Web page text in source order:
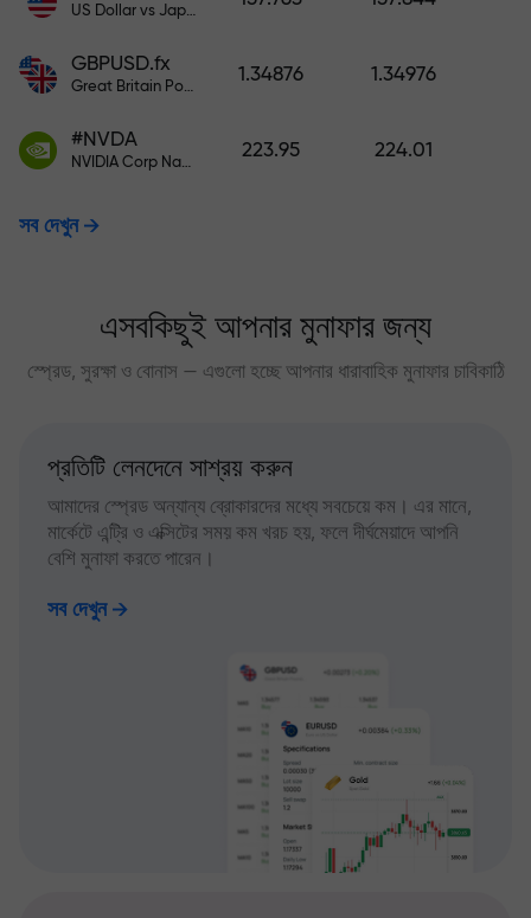
US Dollar vs Japanese Yen
GBPUSD.fx
Great Britain Pound vs US Dollar
1.34876 1.34976
#NVDA
NVIDIA Corp Nasdaq Stock Exchange (Nasdaq) USD
223.95 224.01
সব দেখুন
এসবকিছুই আপনার মুনাফার জন্য
স্প্রেড, সুরক্ষা ও বোনাস — এগুলো হচ্ছে আপনার ধারাবাহিক মুনাফার চাবিকাঠি
প্রতিটি লেনদেনে সাশ্রয় করুন
আমাদের স্প্রেড অন্যান্য ব্রোকারদের মধ্যে সবচেয়ে কম। এর মানে,
মার্কেটে এন্ট্রি ও এক্সিটের সময় কম খরচ হয়, ফলে দীর্ঘমেয়াদে আপনি
বেশি মুনাফা করতে পারেন।
সব দেখুন